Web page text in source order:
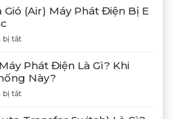
MGS2300R
Cảng
Gỡ
Và
Nối
Tác
Cùng
Tân
Giám
Mitsubishi
(Air) Máy Phát Điện Bị E
bị tắtở
Dẫn
Xả
Gió
(Air)
Phát
Phát Điện Là Gì? Khi
Này?
bị tắtở
Đồng